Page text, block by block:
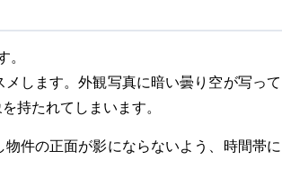
。
します。外観写真に暗い曇り空が写って
持たれてしまいます。
件の正面が影にならないよう、時間帯に